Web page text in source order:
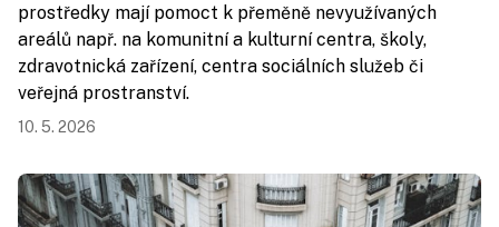
prostředky mají pomoct k přeměně nevyužívaných
areálů např. na komunitní a kulturní centra, školy,
zdravotnická zařízení, centra sociálních služeb či
veřejná prostranství.
10. 5. 2026